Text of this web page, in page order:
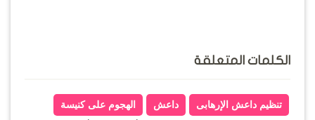
الكلمات المتعلقة
تنظيم داعش الإرهابى داعش الهجوم على كنيسة